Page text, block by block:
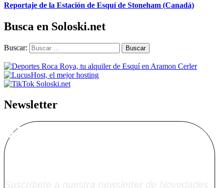
Reportaje de la Estación de Esquí de Stoneham (Canadá)
Busca en Soloski.net
Buscar:
Newsletter
Alta Boletín